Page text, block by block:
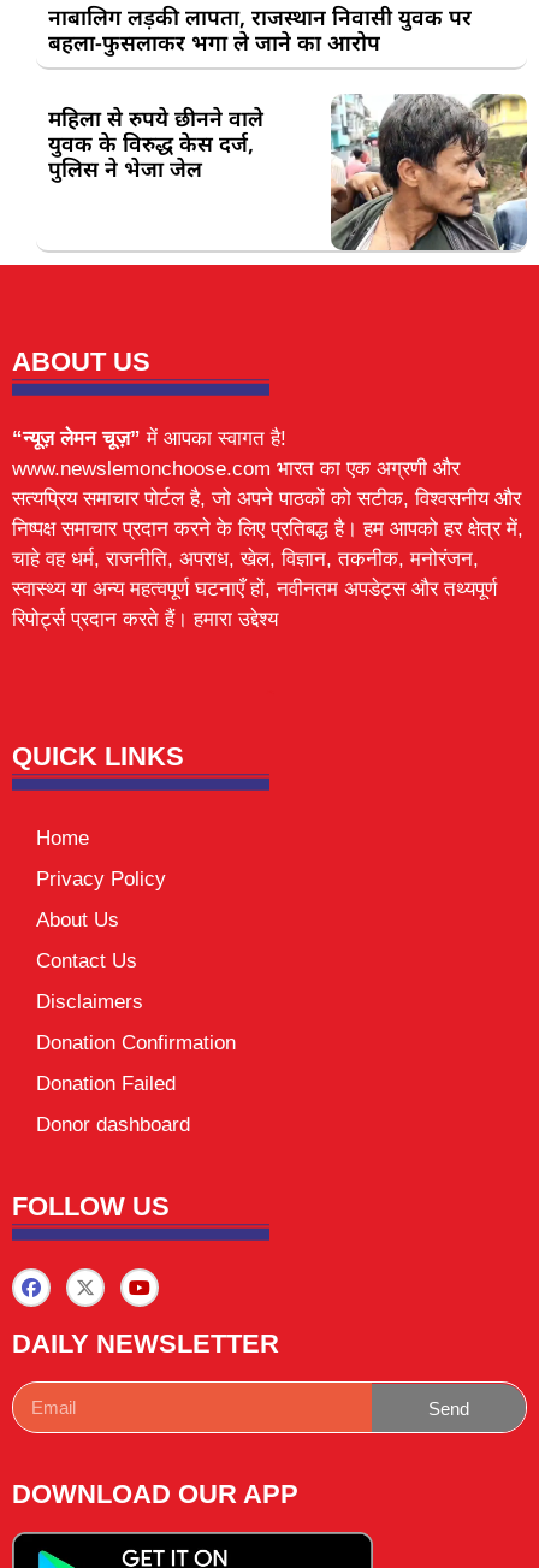
नाबालिग लड़की लापता, राजस्थान निवासी युवक पर
बहला-फुसलाकर भगा ले जाने का आरोप
महिला से रुपये छीनने वाले
युवक के विरुद्ध केस दर्ज,
पुलिस ने भेजा जेल
ABOUT US
“न्यूज़ लेमन चूज़” में आपका स्वागत है!
www.newslemonchoose.com भारत का एक अग्रणी और
सत्यप्रिय समाचार पोर्टल है, जो अपने पाठकों को सटीक, विश्वसनीय और
निष्पक्ष समाचार प्रदान करने के लिए प्रतिबद्ध है। हम आपको हर क्षेत्र में,
चाहे वह धर्म, राजनीति, अपराध, खेल, विज्ञान, तकनीक, मनोरंजन,
स्वास्थ्य या अन्य महत्वपूर्ण घटनाएँ हों, नवीनतम अपडेट्स और तथ्यपूर्ण
रिपोर्ट्स प्रदान करते हैं। हमारा उद्देश्य
QUICK LINKS
Home
Privacy Policy
About Us
Contact Us
Disclaimers
Donation Confirmation
Donation Failed
Donor dashboard
FOLLOW US
DAILY NEWSLETTER
Send
DOWNLOAD OUR APP